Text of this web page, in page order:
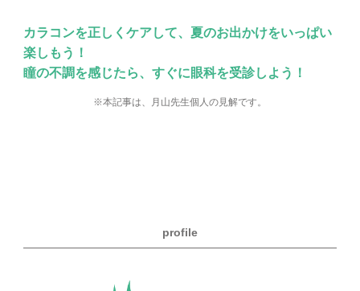
カラコンを正しくケアして、夏のお出かけをいっぱい
楽しもう！
瞳の不調を感じたら、すぐに眼科を受診しよう！
※本記事は、月山先生個人の見解です。
profile